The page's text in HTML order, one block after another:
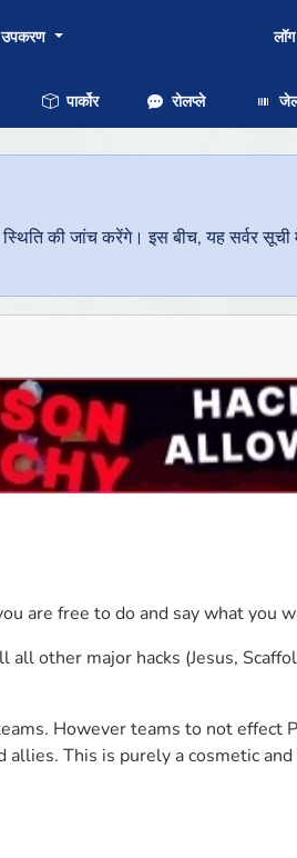
उपकरण
पार्कोर रोलप्ले
की जांच करेंगे। इस बीच, यह सर्वर सूची
are free to do and say what you
other major hacks (Jesus,
However teams to not effect
allies. This is purely a cosmetic